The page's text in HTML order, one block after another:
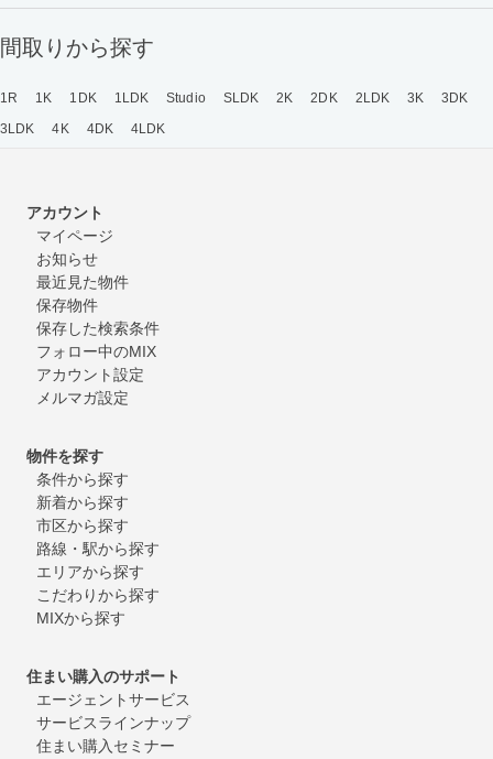
間取りから探す
1R 1K 1DK 1LDK Studio SLDK 2K 2DK 2LDK 3K
3DK
3LDK
4K 4DK 4LDK
アカウント
マイページ
お知らせ
最近見た物件
保存物件
保存した検索条件
フォロー中のMIX
アカウント設定
メルマガ設定
物件を探す
条件から探す
新着から探す
市区から探す
路線・駅から探す
エリアから探す
こだわりから探す
MIXから探す
住まい購入のサポート
エージェントサービス
サービスラインナップ
住まい購入セミナー